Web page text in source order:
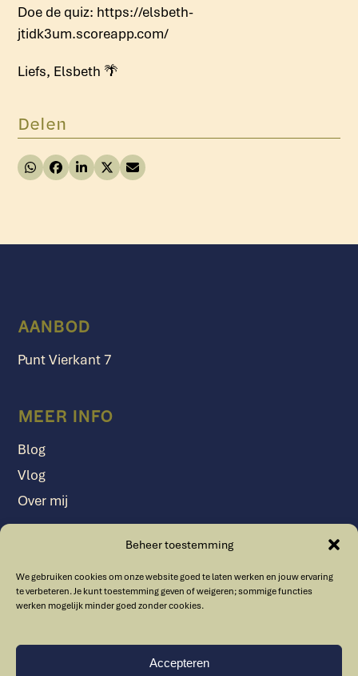
Beheer toestemming
We gebruiken cookies om onze website goed te laten werken en jouw ervaring
te verbeteren. Je kunt toestemming geven of weigeren; sommige functies
werken mogelijk minder goed zonder cookies.
Accepteren
Doe de quiz: https://elsbeth-
jtidk3um.scoreapp.com/
Liefs, Elsbeth 🌴
Delen
AANBOD
Punt Vierkant 7
MEER INFO
Blog
Vlog
Over mij
VOLG ELSBETH
LinkedIn
YouTube